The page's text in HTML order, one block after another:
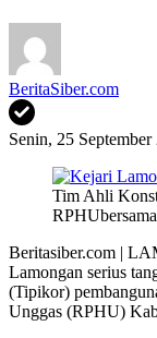
BeritaSiber.com
Senin, 25
Tim Ahli
Beritasiber.com |
Lamongan serius
(Tipikor)
Unggas (RPHU)